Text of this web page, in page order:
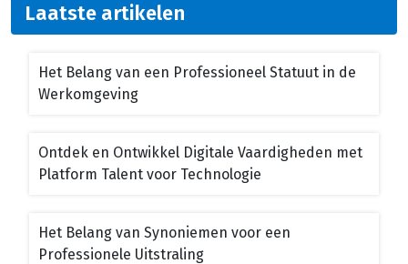
Laatste artikelen
Het Belang van een Professioneel Statuut in de
Werkomgeving
Ontdek en Ontwikkel Digitale Vaardigheden met
Platform Talent voor Technologie
Het Belang van Synoniemen voor een
Professionele Uitstraling